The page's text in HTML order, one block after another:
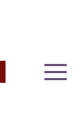
Toggle
menu